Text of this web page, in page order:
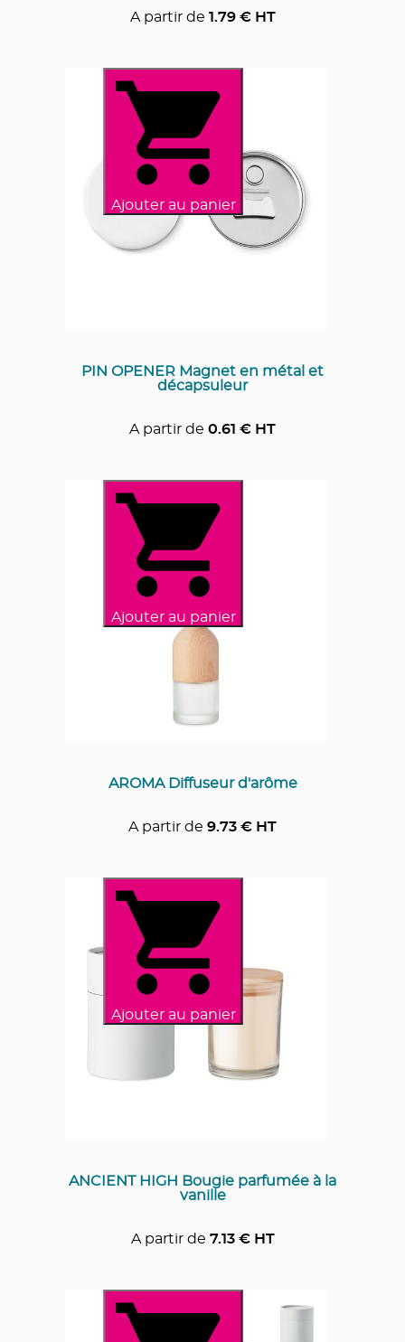
A partir de 1.79€ HT
Ajouter au panier
PIN OPENER Magnet en métal et
décapsuleur
A partir de 0.61 € HT
Ajouter au panier
AROMA Diffuseur d'arôme
A partir de 9.73 € HT
Ajouter au panier
ANCIENT HIGH Bougie parfumée à la
vanille
A partir de 7.13€ HT